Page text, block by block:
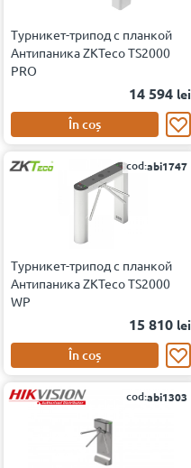
Турникет-трипод с планкой
Антипаника ZKTeco TS2000
PRO
14 594 lei
În coș
cod:abi1747
Турникет-трипод с планкой
Антипаника ZKTeco TS2000
WP
15 810 lei
În coș
cod:abi1303